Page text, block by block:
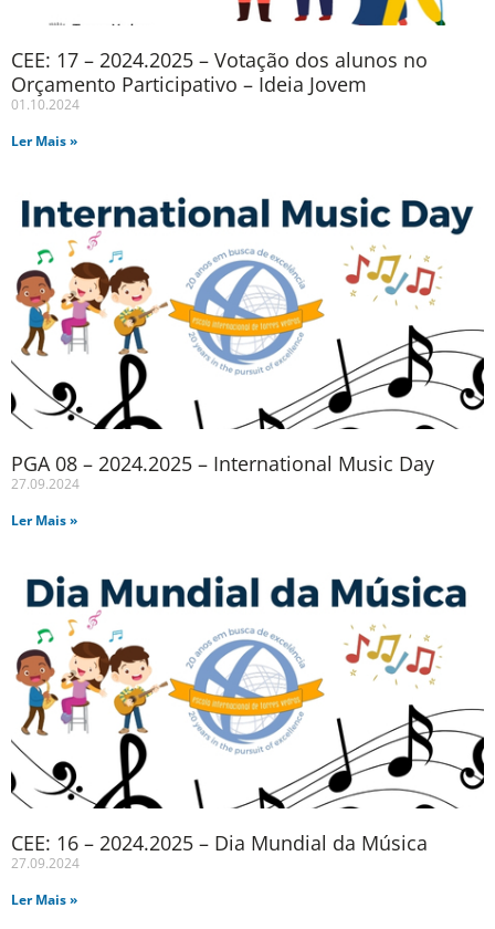
CEE: 17 – 2024.2025 – Votação dos alunos no
Orçamento Participativo – Ideia Jovem
01.10.2024
Ler Mais »
PGA 08 – 2024.2025 – International Music Day
27.09.2024
Ler Mais »
CEE: 16 – 2024.2025 – Dia Mundial da Música
27.09.2024
Ler Mais »